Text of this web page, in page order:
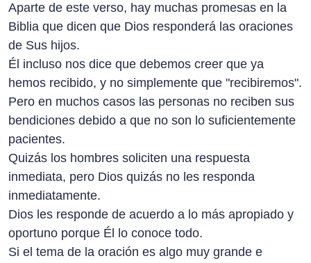
Aparte de este verso, hay muchas promesas en la
Biblia que dicen que Dios responderá las oraciones
de Sus hijos.
Él incluso nos dice que debemos creer que ya
hemos recibido, y no simplemente que "recibiremos".
Pero en muchos casos las personas no reciben sus
bendiciones debido a que no son lo suficientemente
pacientes.
Quizás los hombres soliciten una respuesta
inmediata, pero Dios quizás no les responda
inmediatamente.
Dios les responde de acuerdo a lo más apropiado y
oportuno porque Él lo conoce todo.
Si el tema de la oración es algo muy grande e